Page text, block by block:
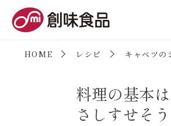
HOME レシピ キャベツの
料理の基本は
さしすせそ